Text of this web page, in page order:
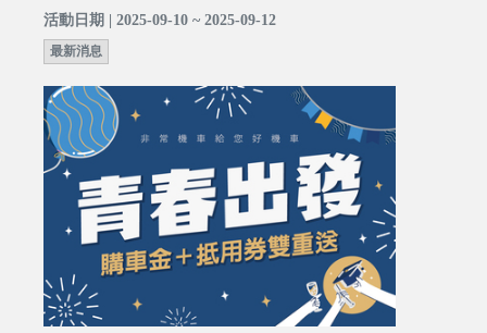
活動日期 | 2025-09-10 ~ 2025-09-12
最新消息